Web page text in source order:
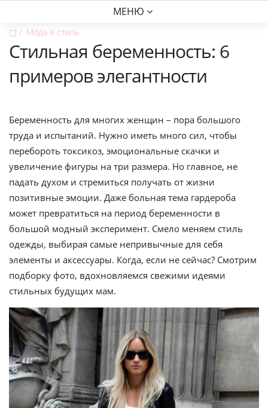
МЕНЮ
▢ Мода и стиль
Стильная беременность: 6
примеров элегантности
Беременность для многих женщин – пора большого
труда и испытаний. Нужно иметь много сил, чтобы
перебороть токсикоз, эмоциональные скачки и
увеличение фигуры на три размера. Но главное, не
падать духом и стремиться получать от жизни
позитивные эмоции. Даже больная тема гардероба
может превратиться на период беременности в
большой модный эксперимент. Смело меняем стиль
одежды, выбирая самые непривычные для себя
элементы и аксессуары. Когда, если не сейчас? Смотрим
подборку фото, вдохновляемся свежими идеями
стильных будущих мам.